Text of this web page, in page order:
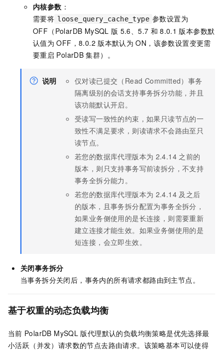
内核参数 ：
需要将 loose_query_cache_type 参数设置为
OFF（ PolarDB MySQL 版 5.6、5.7 和 8.0.1 版本参数默
认值为 OFF，8.0.2 版本默认为 ON，该参数设置变更需
要重启 PolarDB 集群）。
说明
仅对读已提交（Read Committed）事务
隔离级别的会话支持事务拆分功能，并且
该功能默认开启。
受读写一致性的约束，如果只读节点的一
致性不满足要求，则读请求不会路由至只
读节点。
若您的数据库代理版本为 2.4.14 之前的
版本，则只支持事务写前读拆分，不支持
事务全拆分能力。
若您的数据库代理版本为 2.4.14 及之后
的版本，且事务拆分配置为事务全拆分，
如果业务侧使用的是长连接，则需要重新
建立连接才能生效。如果业务侧使用的是
短连接，会立即生效。
关闭事务拆分
当事务拆分关闭后，事务内的所有请求都路由到主节点。
基于权重的动态负载均衡
当前 PolarDB MySQL 版代理默认的负载均衡策略是优先选择最
小活跃（并发）请求数的节点去路由请求。该策略基本可以使得